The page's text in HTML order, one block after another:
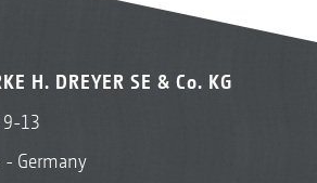
H. DREYER SE & Co. KG
13
- Germany